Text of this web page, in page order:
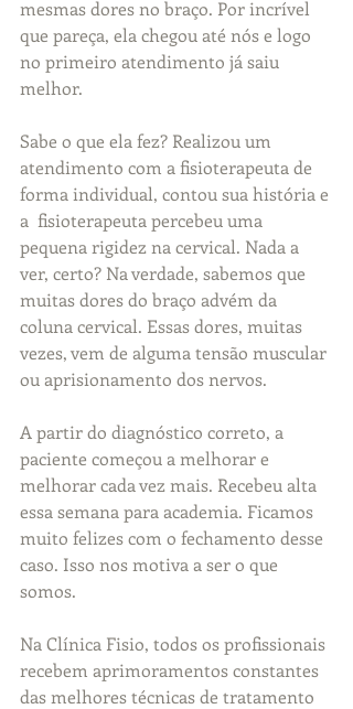
mesmas dores no braço. Por incrível
que pareça, ela chegou até nós e logo
no primeiro atendimento já saiu
melhor.
Sabe o que ela fez? Realizou um
atendimento com a fisioterapeuta de
forma individual, contou sua história e
a  fisioterapeuta percebeu uma
pequena rigidez na cervical. Nada a
ver, certo? Na verdade, sabemos que
muitas dores do braço advém da
coluna cervical. Essas dores, muitas
vezes, vem de alguma tensão muscular
ou aprisionamento dos nervos.
A partir do diagnóstico correto, a
paciente começou a melhorar e
melhorar cada vez mais. Recebeu alta
essa semana para academia. Ficamos
muito felizes com o fechamento desse
caso. Isso nos motiva a ser o que
somos.
Na Clínica Fisio, todos os profissionais
recebem aprimoramentos constantes
das melhores técnicas de tratamento